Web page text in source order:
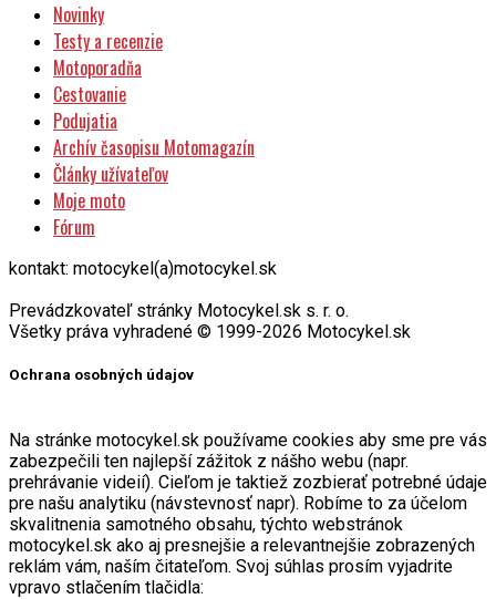
Novinky
Testy a recenzie
Motoporadňa
Cestovanie
Podujatia
Archív časopisu Motomagazín
Články užívateľov
Moje moto
Fórum
kontakt: motocykel(a)motocykel.sk
Prevádzkovateľ stránky Motocykel.sk s. r. o.
Všetky práva vyhradené © 1999-2026 Motocykel.sk
Ochrana osobných údajov
Na stránke motocykel.sk používame cookies aby sme pre vás
zabezpečili ten najlepší zážitok z nášho webu (napr.
prehrávanie videií). Cieľom je taktiež zozbierať potrebné údaje
pre našu analytiku (návstevnosť napr). Robíme to za účelom
skvalitnenia samotného obsahu, týchto webstránok
motocykel.sk ako aj presnejšie a relevantnejšie zobrazených
reklám vám, naším čitateľom. Svoj súhlas prosím vyjadrite
vpravo stlačením tlačidla: